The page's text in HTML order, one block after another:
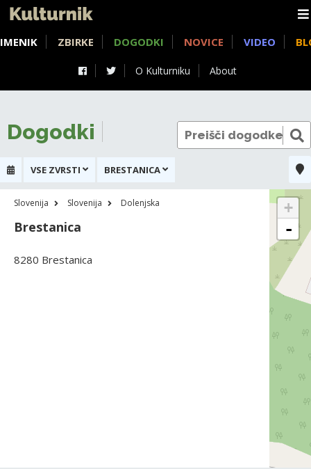
O Kulturniku About
IMENIK ZBIRKE DOGODKI NOVICE VIDEO
Dogodki
VSE ZVRSTI BRESTANICA
Slovenija Slovenija Dolenjska
Brestanica
8280 Brestanica
+
-